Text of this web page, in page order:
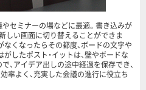
セミナーの場などに最適。書き込みが
しい画面に切り替えることができま
なくなったらその都度、ボードの文字や
したポスト・イットは、壁やボードな
、アイデア出しの途中経過を保存でき、
率よく、充実した会議の進行に役立ち